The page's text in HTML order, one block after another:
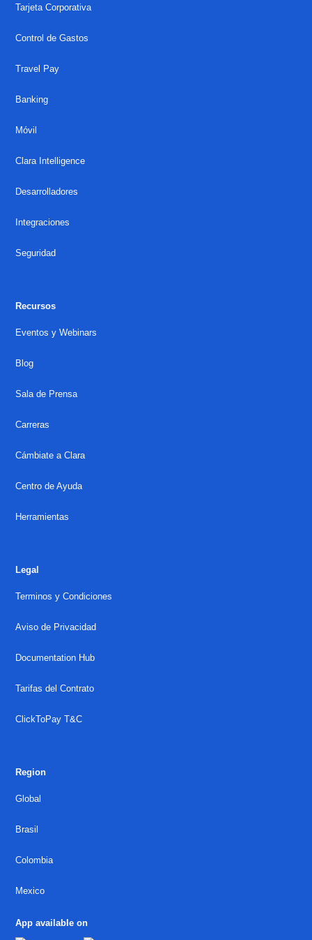
Tarjeta Corporativa
Control de Gastos
Travel Pay
Banking
Móvil
Clara Intelligence
Desarrolladores
Integraciones
Seguridad
Recursos
Eventos y Webinars
Blog
Sala de Prensa
Carreras
Cámbiate a Clara
Centro de Ayuda
Herramientas
Legal
Terminos y Condiciones
Aviso de Privacidad
Documentation Hub
Tarifas del Contrato
ClickToPay T&C
Region
Global
Brasil
Colombia
Mexico
App available on